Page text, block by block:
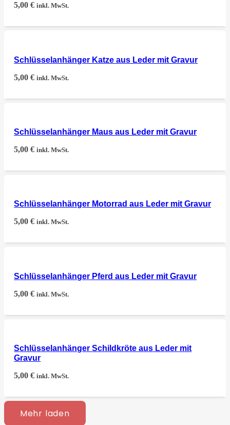
5,00€ inkl. MwSt.
Schlüsselanhänger Katze aus Leder mit Gravur
5,00€ inkl. MwSt.
Schlüsselanhänger Maus aus Leder mit Gravur
5,00€ inkl. MwSt.
Schlüsselanhänger Motorrad aus Leder mit Gravur
5,00€ inkl. MwSt.
Schlüsselanhänger Pferd aus Leder mit Gravur
5,00€ inkl. MwSt.
Schlüsselanhänger Schildkröte aus Leder mit
Gravur
5,00€ inkl. MwSt.
Mehr laden